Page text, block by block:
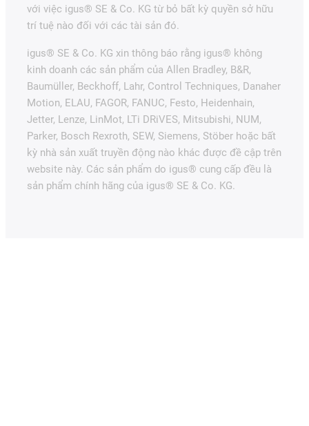
với việc igus® SE & Co. KG từ bỏ bất kỳ quyền sở hữu
trí tuệ nào đối với các tài sản đó.
igus® SE & Co. KG xin thông báo rằng igus® không
kinh doanh các sản phẩm của Allen Bradley, B&R,
Baumüller, Beckhoff, Lahr, Control Techniques, Danaher
Motion, ELAU, FAGOR, FANUC, Festo, Heidenhain,
Jetter, Lenze, LinMot, LTi DRiVES, Mitsubishi, NUM,
Parker, Bosch Rexroth, SEW, Siemens, Stöber hoặc bất
kỳ nhà sản xuất truyền động nào khác được đề cập trên
website này. Các sản phẩm do igus® cung cấp đều là
sản phẩm chính hãng của igus® SE & Co. KG.